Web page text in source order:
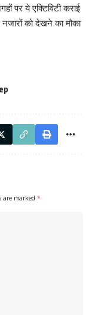
पर ये एक्टिविटी कराई
को देखने का मौका
are marked *